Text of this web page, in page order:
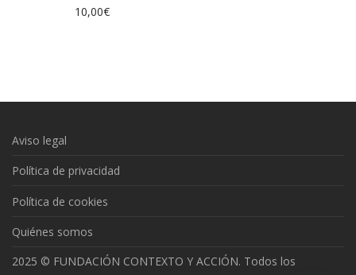
10,00€
Aviso legal
Política de privacidad
Política de cookies
Quiénes somos
2025 © FUNDACIÓN CONTEXTO Y ACCIÓN. Todos los